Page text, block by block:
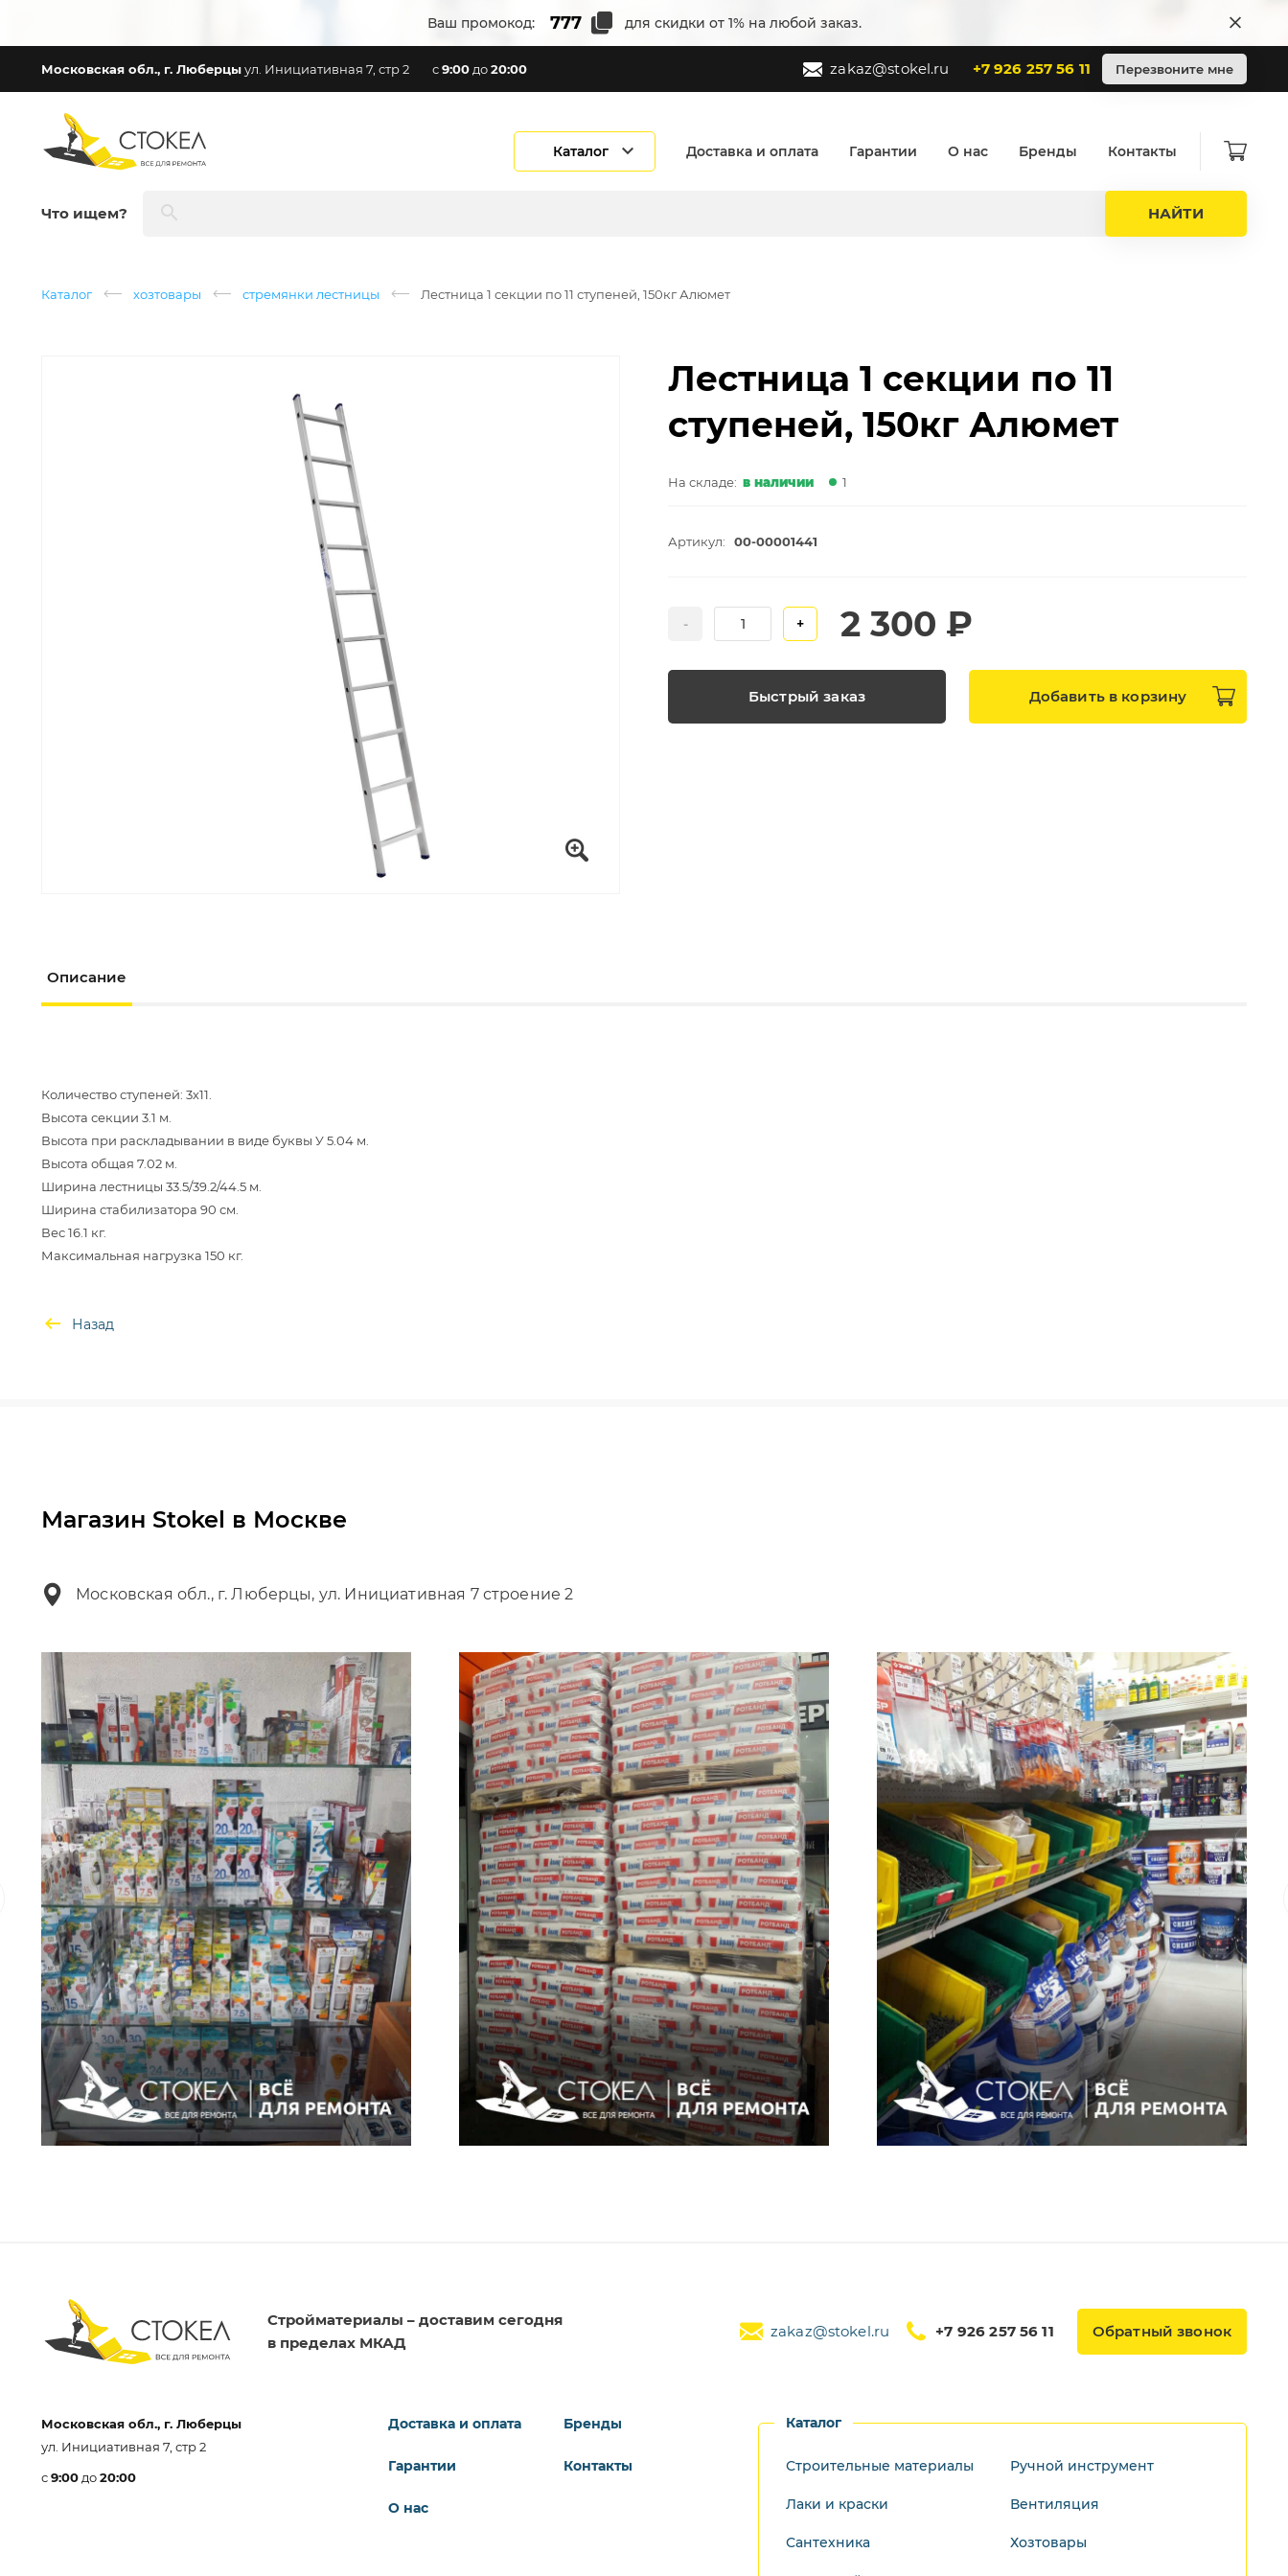
Ваш промокод: для скидки от 1% на любой заказ.
Московская обл., г. Люберцыул. Инициативная 7, стр 2 с9:00 до20:00 zakaz@stokel.ru +7 926 257 56 11 Перезвоните мне
Каталог Доставка и оплата Гарантии О нас Бренды Контакты
Что ищем? НАЙТИ
Каталог хозтовары стремянки лестницы Лестница 1 секции по 11 ступеней, 150кг Алюмет
Лестница 1 секции по 11
ступеней, 150кг Алюмет
На складе: в наличии 1
Артикул: 00-00001441
- + 2 300 ₽
Быстрый заказ Добавить в корзину
Описание
Количество ступеней: 3х11.
Высота секции 3.1 м.
Высота при раскладывании в виде буквы У 5.04 м.
Высота общая 7.02 м.
Ширина лестницы 33.5/39.2/44.5 м.
Ширина стабилизатора 90 см.
Вес 16.1 кг.
Назад
Магазин Stokel в Москве
Московская обл., г. Люберцы, ул. Инициативная 7 строение 2
Стройматериалы – доставим сегодня
в пределах МКАД
zakaz@stokel.ru +7 926 257 56 11 Обратный звонок
Московская обл., г. Люберцы
ул. Инициативная 7, стр 2
с9:00 до20:00
Доставка и оплата
Гарантии
О нас
Бренды
Контакты
Каталог
Строительные материалы
Лаки и краски
Сантехника
Ручной инструмент
Вентиляция
Хозтовары